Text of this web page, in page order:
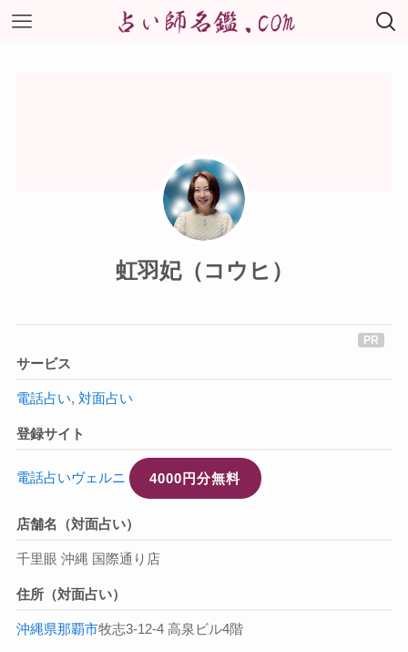
虹羽妃（コウヒ）
サービス
電話占い, 対面占い
登録サイト
電話占いヴェルニ 4000円分無料
店舗名（対面占い）
千里眼 沖縄 国際通り店
住所（対面占い）
沖縄県那覇市牧志3-12-4 高泉ビル4階